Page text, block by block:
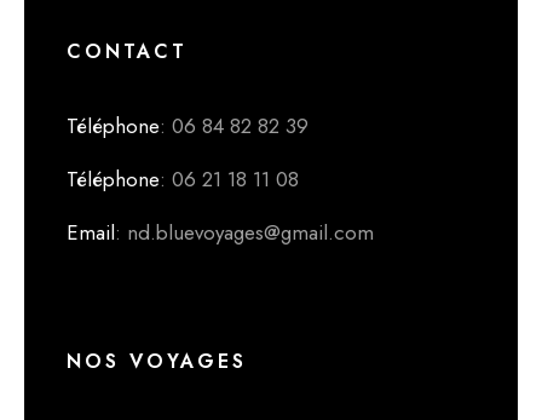
CONTACT
Téléphone: 06 84 82 82 39
Téléphone: 06 21 18 11 08
Email: nd.bluevoyages@gmail.com
NOS VOYAGES